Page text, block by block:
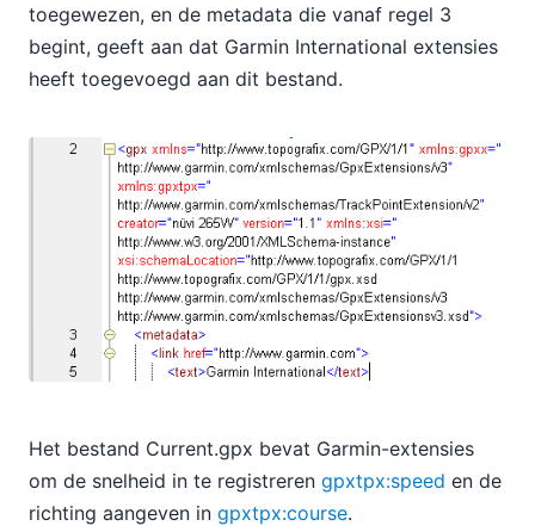
toegewezen, en de metadata die vanaf regel 3
begint, geeft aan dat Garmin International extensies
heeft toegevoegd aan dit bestand.
Het bestand Current.gpx bevat Garmin-extensies
om de snelheid in te registreren gpxtpx:speed en de
richting aangeven in gpxtpx:course.